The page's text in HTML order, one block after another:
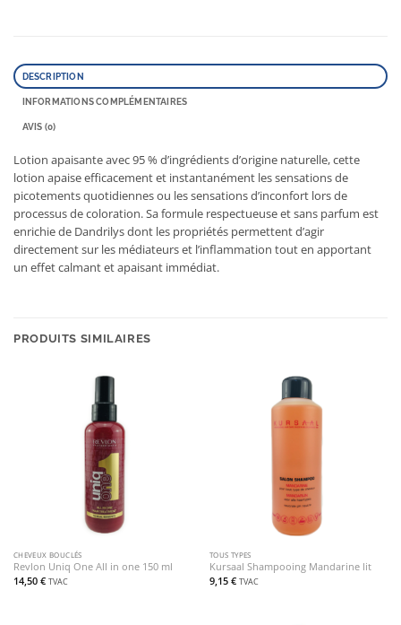
DESCRIPTION
INFORMATIONS COMPLÉMENTAIRES
AVIS (0)
Lotion apaisante avec 95 % d’ingrédients d’origine naturelle, cette
lotion apaise efficacement et instantanément les sensations de
picotements quotidiennes ou les sensations d’inconfort lors de
processus de coloration. Sa formule respectueuse et sans parfum est
enrichie de Dandrilys dont les propriétés permettent d’agir
directement sur les médiateurs et l’inflammation tout en apportant
un effet calmant et apaisant immédiat.
PRODUITS SIMILAIRES
CHEVEUX BOUCLÉS
Revlon Uniq One All in one 150 ml
14,50 € TVAC
TOUS TYPES
Kursaal Shampooing Mandarine lit
9,15 € TVAC